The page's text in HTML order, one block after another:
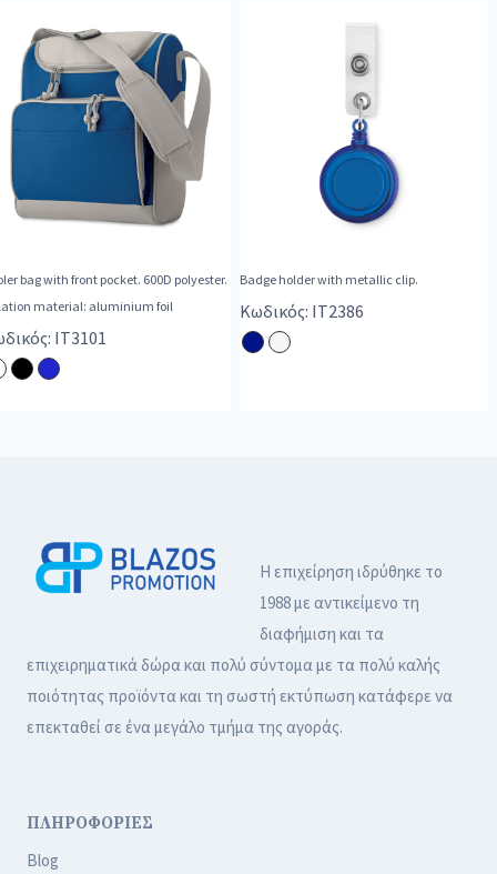
bag with front pocket. 600D polyester.
material: aluminium foil
IT3101
Badge holder with metallic clip.
Κωδικός: IT2386
Η επιχείρηση ιδρύθηκε το
1988 με αντικείμενο τη
διαφήμιση και τα
επιχειρηματικά δώρα και πολύ σύντομα με τα πολύ καλής
ποιότητας προϊόντα και τη σωστή εκτύπωση κατάφερε να
επεκταθεί σε ένα μεγάλο τμήμα της αγοράς.
ΠΛΗΡΟΦΟΡΙΕΣ
Blog